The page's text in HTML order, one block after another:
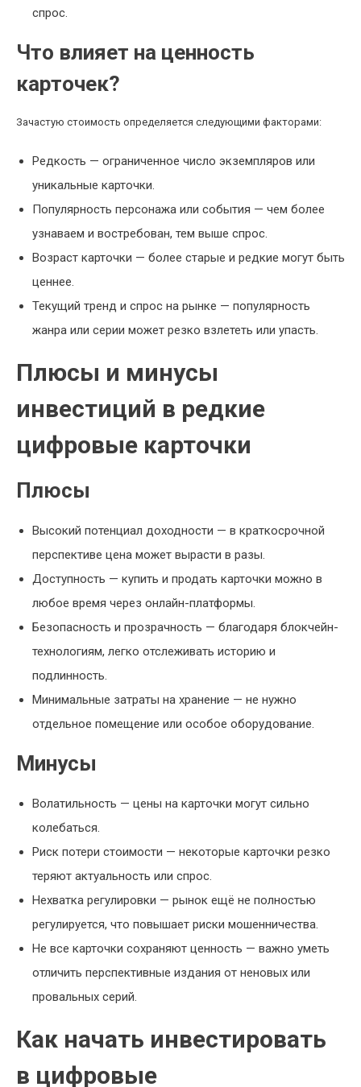
спрос.
Что влияет на ценность
карточек?
Зачастую стоимость определяется следующими факторами:
Редкость — ограниченное число экземпляров или
уникальные карточки.
Популярность персонажа или события — чем более
узнаваем и востребован, тем выше спрос.
Возраст карточки — более старые и редкие могут быть
ценнее.
Текущий тренд и спрос на рынке — популярность
жанра или серии может резко взлететь или упасть.
Плюсы и минусы
инвестиций в редкие
цифровые карточки
Плюсы
Высокий потенциал доходности — в краткосрочной
перспективе цена может вырасти в разы.
Доступность — купить и продать карточки можно в
любое время через онлайн-платформы.
Безопасность и прозрачность — благодаря блокчейн-
технологиям, легко отслеживать историю и
подлинность.
Минимальные затраты на хранение — не нужно
отдельное помещение или особое оборудование.
Минусы
Волатильность — цены на карточки могут сильно
колебаться.
Риск потери стоимости — некоторые карточки резко
теряют актуальность или спрос.
Нехватка регулировки — рынок ещё не полностью
регулируется, что повышает риски мошенничества.
Не все карточки сохраняют ценность — важно уметь
отличить перспективные издания от неновых или
провальных серий.
Как начать инвестировать
в цифровые